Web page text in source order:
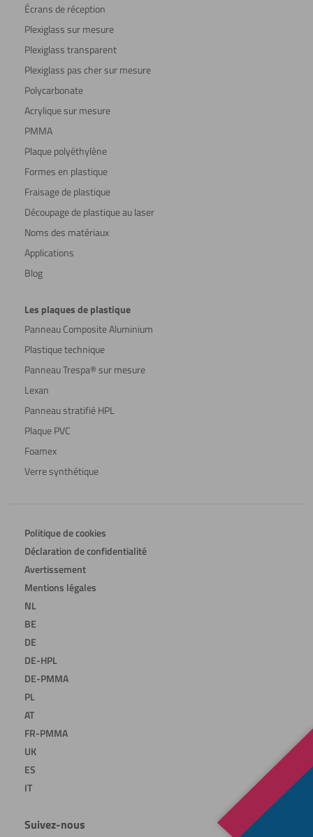
Écrans de réception
Plexiglass sur mesure
Plexiglass transparent
Plexiglass pas cher sur mesure
Polycarbonate
Acrylique sur mesure
PMMA
Plaque polyéthylène
Formes en plastique
Fraisage de plastique
Découpage de plastique au laser
Noms des matériaux
Applications
Blog
Les plaques de plastique
Panneau Composite Aluminium
Plastique technique
Panneau Trespa® sur mesure
Lexan
Panneau stratifié HPL
Plaque PVC
Foamex
Verre synthétique
Politique de cookies
Déclaration de confidentialité
Avertissement
Mentions légales
NL
BE
DE
DE-HPL
DE-PMMA
PL
AT
FR-PMMA
UK
ES
IT
Suivez-nous